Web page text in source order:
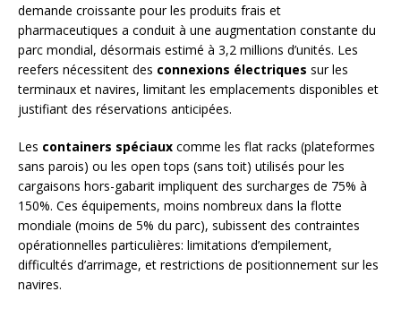
demande croissante pour les produits frais et
pharmaceutiques a conduit à une augmentation constante du
parc mondial, désormais estimé à 3,2 millions d’unités. Les
reefers nécessitent des connexions électriques sur les
terminaux et navires, limitant les emplacements disponibles et
justifiant des réservations anticipées.
Les containers spéciaux comme les flat racks (plateformes
sans parois) ou les open tops (sans toit) utilisés pour les
cargaisons hors-gabarit impliquent des surcharges de 75% à
150%. Ces équipements, moins nombreux dans la flotte
mondiale (moins de 5% du parc), subissent des contraintes
opérationnelles particulières: limitations d’empilement,
difficultés d’arrimage, et restrictions de positionnement sur les
navires.